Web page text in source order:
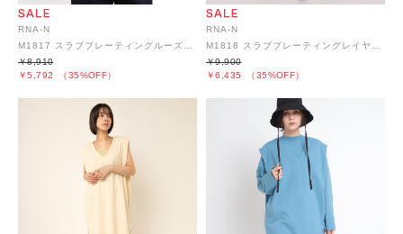
RNA-N
￥5,792 （35%OFF）
￥8,910
RNA-N
￥6,435 （35%OFF）
￥9,900